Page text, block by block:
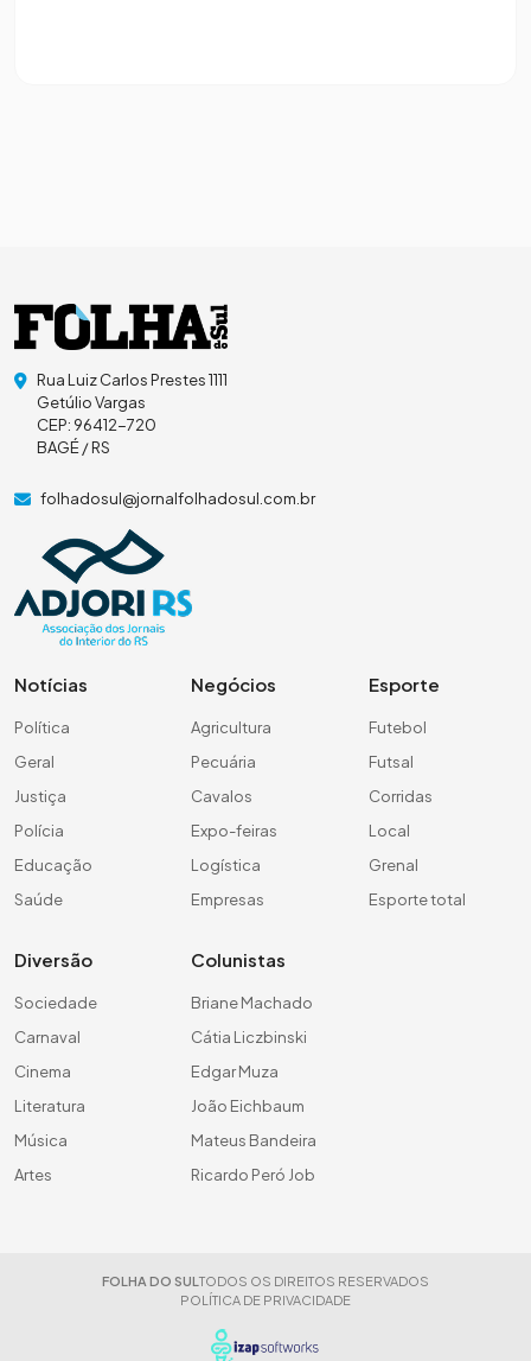
Rua Luiz Carlos Prestes 1111
Getúlio Vargas
CEP: 96412-720
BAGÉ / RS
folhadosul@jornalfolhadosul.com.br
Notícias
Política
Geral
Justiça
Polícia
Educação
Saúde
Negócios
Agricultura
Pecuária
Cavalos
Expo-feiras
Logística
Empresas
Esporte
Futebol
Futsal
Corridas
Local
Grenal
Esporte total
Diversão
Sociedade
Carnaval
Cinema
Literatura
Música
Artes
Colunistas
Briane Machado
Cátia Liczbinski
Edgar Muza
João Eichbaum
Mateus Bandeira
Ricardo Peró Job
FOLHA DO SUL TODOS OS DIREITOS RESERVADOS
POLÍTICA DE PRIVACIDADE